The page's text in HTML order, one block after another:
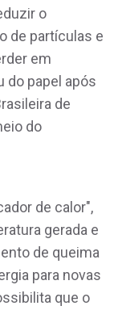
o
de partículas e
em
do papel após
de
do
de calor",
gerada e
de queima
para novas
que o